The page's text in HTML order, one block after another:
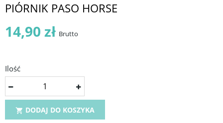
PIÓRNIK PASO HORSE
14,90 zł Brutto
Ilość
 DODAJ DO KOSZYKA